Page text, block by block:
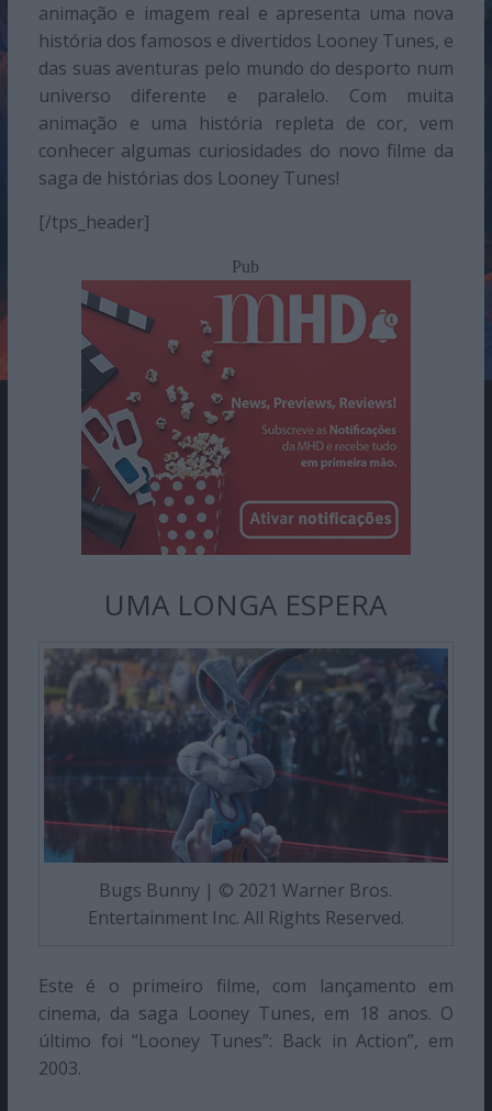
animação e imagem real e apresenta uma nova
história dos famosos e divertidos Looney Tunes, e
das suas aventuras pelo mundo do desporto num
universo diferente e paralelo. Com muita
animação e uma história repleta de cor, vem
conhecer algumas curiosidades do novo filme da
saga de histórias dos Looney Tunes!
[/tps_header]
Pub
UMA LONGA ESPERA
Bugs Bunny | © 2021 Warner Bros.
Entertainment Inc. All Rights Reserved.
Este é o primeiro filme, com lançamento em
cinema, da saga Looney Tunes, em 18 anos. O
último foi “Looney Tunes”: Back in Action”, em
2003.